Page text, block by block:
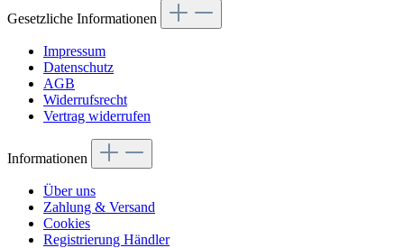
Gesetzliche Informationen
Impressum
Datenschutz
AGB
Widerrufsrecht
Vertrag widerrufen
Informationen
Über uns
Zahlung & Versand
Cookies
Registrierung Händler